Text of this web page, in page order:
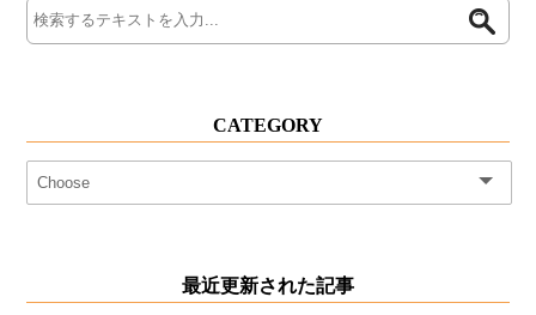
CATEGORY
最近更新された記事